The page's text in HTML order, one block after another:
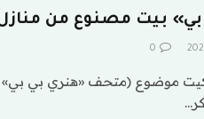
بيت مصنوع من منازل
0
موضوع (متحف «هنري بي بي»